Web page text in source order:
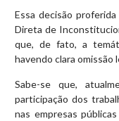
Essa decisão
Direta de
que, de fato, a
havendo clara omissão
Sabe-se que,
participação dos
nas empresas